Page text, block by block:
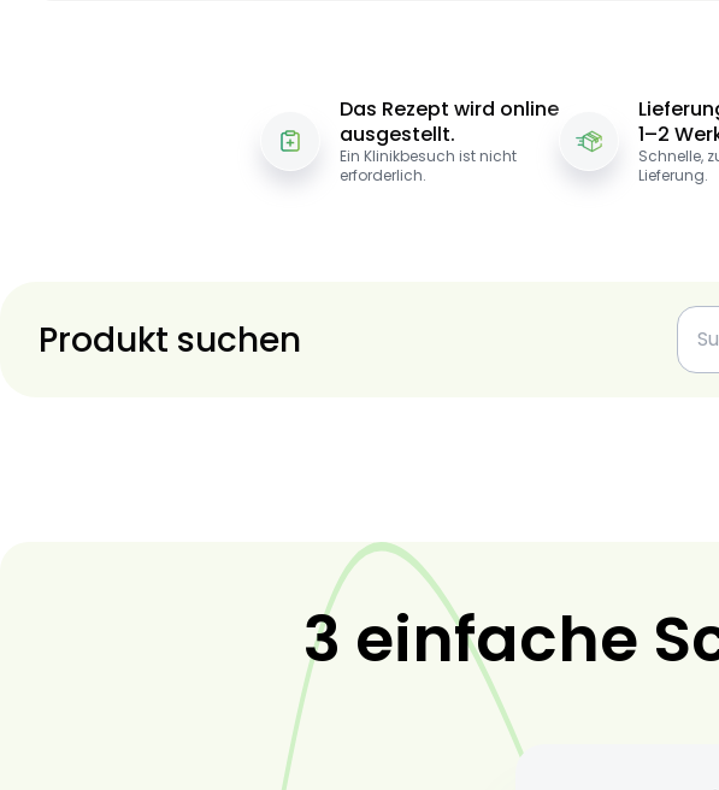
Das Rezept wird online
ausgestellt.
Ein Klinikbesuch ist nicht
erforderlich.
1–2
Schnelle,
Lieferung.
Produkt suchen
3 einfache